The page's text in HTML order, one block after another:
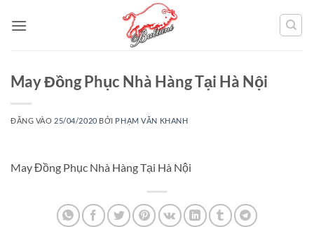
qua
May Đồng Phục Nhà Hàng Tại Hà Nội
ĐĂNG VÀO 25/04/2020 BỞI PHẠM VĂN KHANH
May Đồng Phục Nhà Hàng Tại Hà Nội